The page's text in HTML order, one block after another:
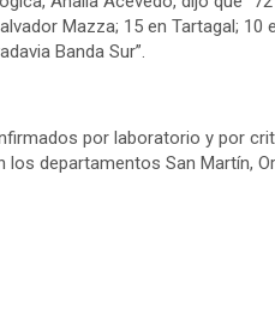
Mazza; 15 en Tartagal; 10
Banda Sur”.
por laboratorio y por
departamentos San Martín,